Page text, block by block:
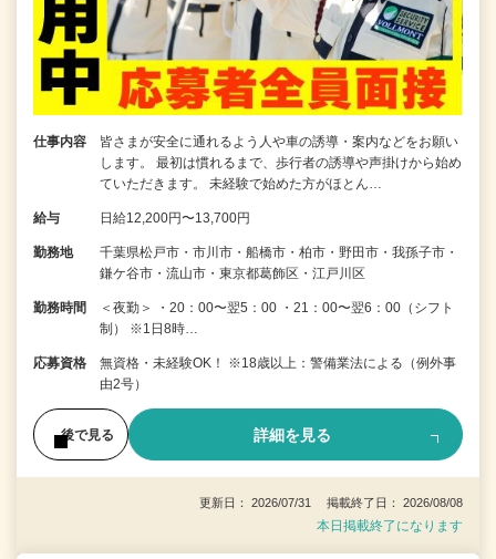
仕事内容
皆さまが安全に通れるよう人や車の誘導・案内などをお願い
します。 最初は慣れるまで、歩行者の誘導や声掛けから始め
ていただきます。 未経験で始めた方がほとん…
給与 日給12,200円〜13,700円
勤務地
千葉県松戸市・市川市・船橋市・柏市・野田市・我孫子市・
鎌ケ谷市・流山市・東京都葛飾区・江戸川区
勤務時間
＜夜勤＞ ・20：00〜翌5：00 ・21：00〜翌6：00（シフト
制） ※1日8時…
応募資格
無資格・未経験OK！ ※18歳以上：警備業法による（例外事
由2号）
後で見る 詳細を見る
更新日： 2026/07/31 掲載終了日： 2026/08/08
本日掲載終了になります